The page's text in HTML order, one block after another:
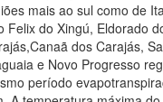
mais ao sul como de
Felix do Xingú, Eldorado
dos Carajás,
e Novo Progresso
período